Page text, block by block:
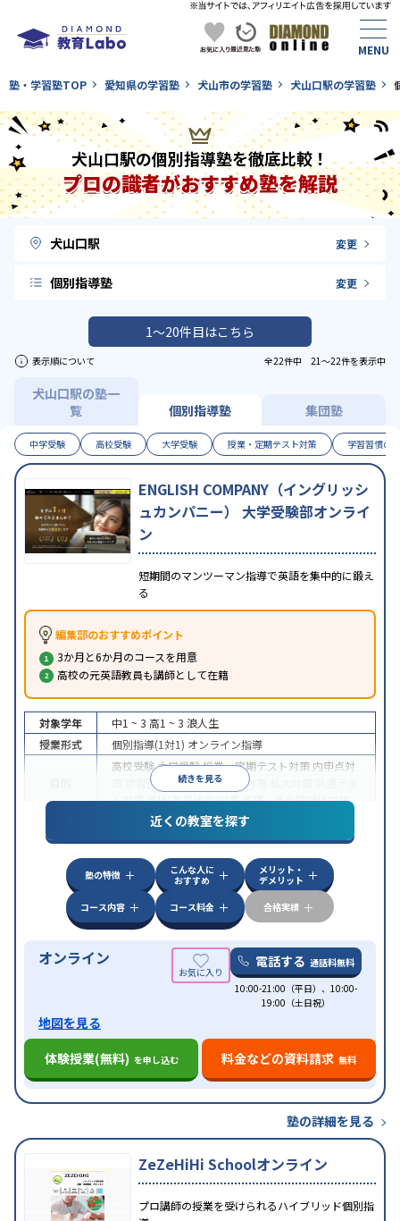
塾・学習塾TOP 愛知県の学習塾 犬山市の学習塾 犬山口駅の学習塾
犬山口駅の個別指導塾を徹底比較！
プロの識者がおすすめ塾を解説
犬山口駅 変更
個別指導塾 変更
1〜20件目はこちら
表示順について 全22件中 21〜22件を表示中
犬山口駅の塾一
覧
個別指導塾 集団塾
中学受験 高校受験 大学受験 授業・定期テスト対策 学習習慣の
ENGLISH COMPANY（イングリッシ
ュカンパニー） 大学受験部オンライ
ン
短期間のマンツーマン指導で英語を集中的に鍛え
る
編集部のおすすめポイント
3か月と6か月のコースを用意
高校の元英語教員も講師として在籍
続きを見る
対象学年 中1 ~ 3 高1 ~ 3 浪人生
授業形式
個別指導(1対1) オンライン指導
高校受験大学受験授業・定期テスト対策 内申点対
学習習慣の定着国公立大対策
ト対策英検(英語検定)対策英語・英会話特化対策
特徴
中高一貫校生に対応授業の振替可能
学習にPC・タブレットを利用オンライン対応1
科目から受講可能
近くの教室を探す
塾の特徴
こんな人に
おすすめ
メリット・
デメリット
コース内容
コース料金 合格実績
オンライン 電話する 通話料無料
10:00-21:00（平日）、10:00-
19:00（土日祝）
地図を見る
体験授業(無料) を申し込む 料金などの資料請求 無料
塾の詳細を見る
ZeZeHiHi Schoolオンライン
プロ講師の授業を受けられるハイブリッド個別指